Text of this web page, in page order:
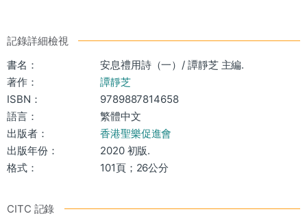
記錄詳細檢視
書名：
安息禮用詩（一）/ 譚靜芝 主編.
著作：
譚靜芝
ISBN：
9789887814658
語言：
繁體中文
出版者：
香港聖樂促進會
出版年份：
2020 初版.
格式：
101頁；26公分
CITC 記錄